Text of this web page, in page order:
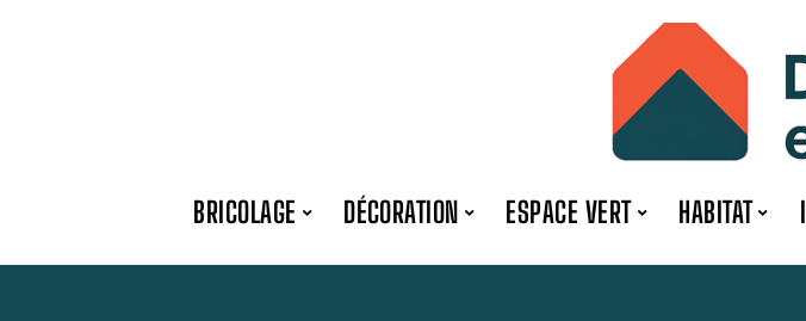
BRICOLAGE DÉCORATION ESPACE VERT HABITAT